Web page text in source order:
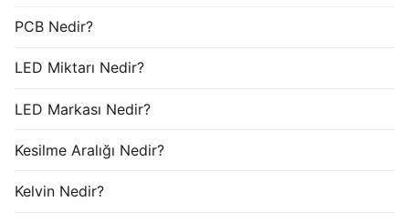
PCB Nedir?
LED Miktarı Nedir?
LED Markası Nedir?
Kesilme Aralığı Nedir?
Kelvin Nedir?